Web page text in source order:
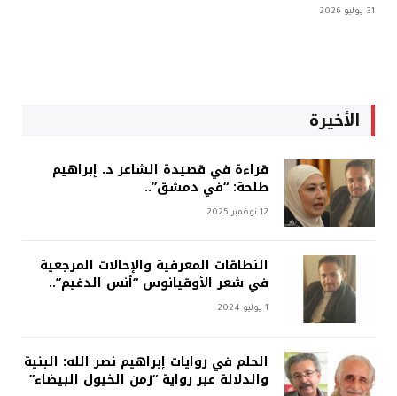
31 يوليو 2026
الأخيرة
قراءة في قصيدة الشاعر د. إبراهيم
طلحة: “في دمشق”..
12 نوفمبر 2025
النطاقات المعرفية والإحالات المرجعية
في شعر الأوقيانوس “أنس الدغيم”..
1 يوليو 2024
الحلم في روايات إبراهيم نصر الله: البنية
والدلالة عبر رواية “زمن الخيول البيضاء”